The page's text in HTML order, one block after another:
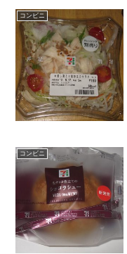
コンビニ
コンビニ